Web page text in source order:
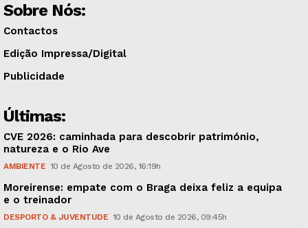
Sobre Nós:
Contactos
Edição Impressa/Digital
Publicidade
Últimas:
CVE 2026: caminhada para descobrir património,
natureza e o Rio Ave
AMBIENTE 10 de Agosto de 2026, 16:19h
Moreirense: empate com o Braga deixa feliz a equipa
e o treinador
DESPORTO & JUVENTUDE 10 de Agosto de 2026, 09:45h